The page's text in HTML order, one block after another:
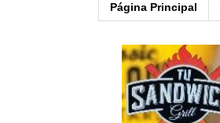
Página Principal